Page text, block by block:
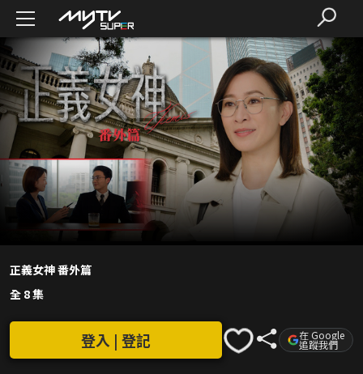
正義女神 番外篇
全 8 集
登入 | 登記 在 Google
追蹤我們